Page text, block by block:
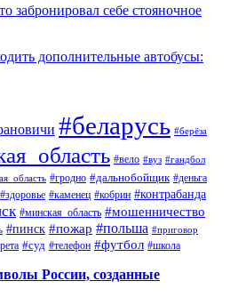
забронировал себе стояночное
дополнительные автобусы:
#беларусь #берёза
#вело #вуз #гандбол
#гродно #дальнобойщик #деньга
#здоровье #каменец #кобрин #контрабанда
#минская_область #мошенничество
#пинск #пожар #польша #приговор
#суд #телефон #футбол #школа
России, созданные